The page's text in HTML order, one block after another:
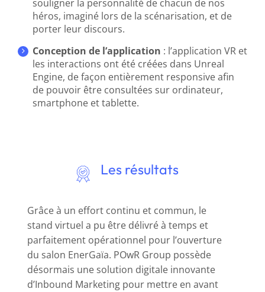
souligner la personnalité de chacun de nos
héros, imaginé lors de la scénarisation, et de
porter leur discours.
Conception de l’application : l’application VR et
les interactions ont été créées dans Unreal
Engine, de façon entièrement responsive afin
de pouvoir être consultées sur ordinateur,
smartphone et tablette.
Les résultats
Grâce à un effort continu et commun, le
stand virtuel a pu être délivré à temps et
parfaitement opérationnel pour l’ouverture
du salon EnerGaïa. POwR Group possède
désormais une solution digitale innovante
d’Inbound Marketing pour mettre en avant